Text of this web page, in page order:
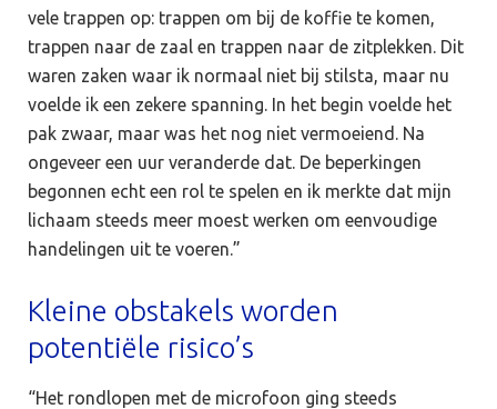
vele trappen op: trappen om bij de koffie te komen,
trappen naar de zaal en trappen naar de zitplekken. Dit
waren zaken waar ik normaal niet bij stilsta, maar nu
voelde ik een zekere spanning. In het begin voelde het
pak zwaar, maar was het nog niet vermoeiend. Na
ongeveer een uur veranderde dat. De beperkingen
begonnen echt een rol te spelen en ik merkte dat mijn
lichaam steeds meer moest werken om eenvoudige
handelingen uit te voeren.”
Kleine obstakels worden
potentiële risico’s
“Het rondlopen met de microfoon ging steeds